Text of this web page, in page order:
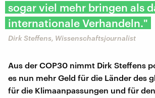
sogar viel mehr bringen als
internationale Verhandeln."
Dirk Steffens, Wissenschaftsjournalist
Aus der COP30 nimmt Dirk Steffens
es nun mehr Geld für die Länder des
für die Klimaanpassungen und für